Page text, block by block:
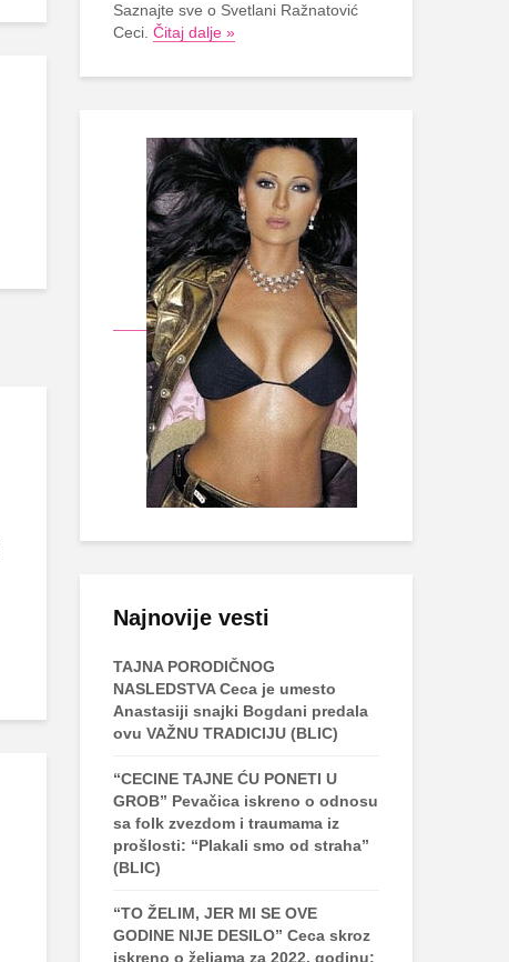
Saznajte sve o Svetlani Ražnatović
Ceci. Čitaj dalje »
Najnovije vesti
TAJNA PORODIČNOG
NASLEDSTVA Ceca je umesto
Anastasiji snajki Bogdani predala
ovu VAŽNU TRADICIJU (BLIC)
“CECINE TAJNE ĆU PONETI U
GROB” Pevačica iskreno o odnosu
sa folk zvezdom i traumama iz
prošlosti: “Plakali smo od straha”
(BLIC)
“TO ŽELIM, JER MI SE OVE
GODINE NIJE DESILO” Ceca skroz
iskreno o željama za 2022. godinu: